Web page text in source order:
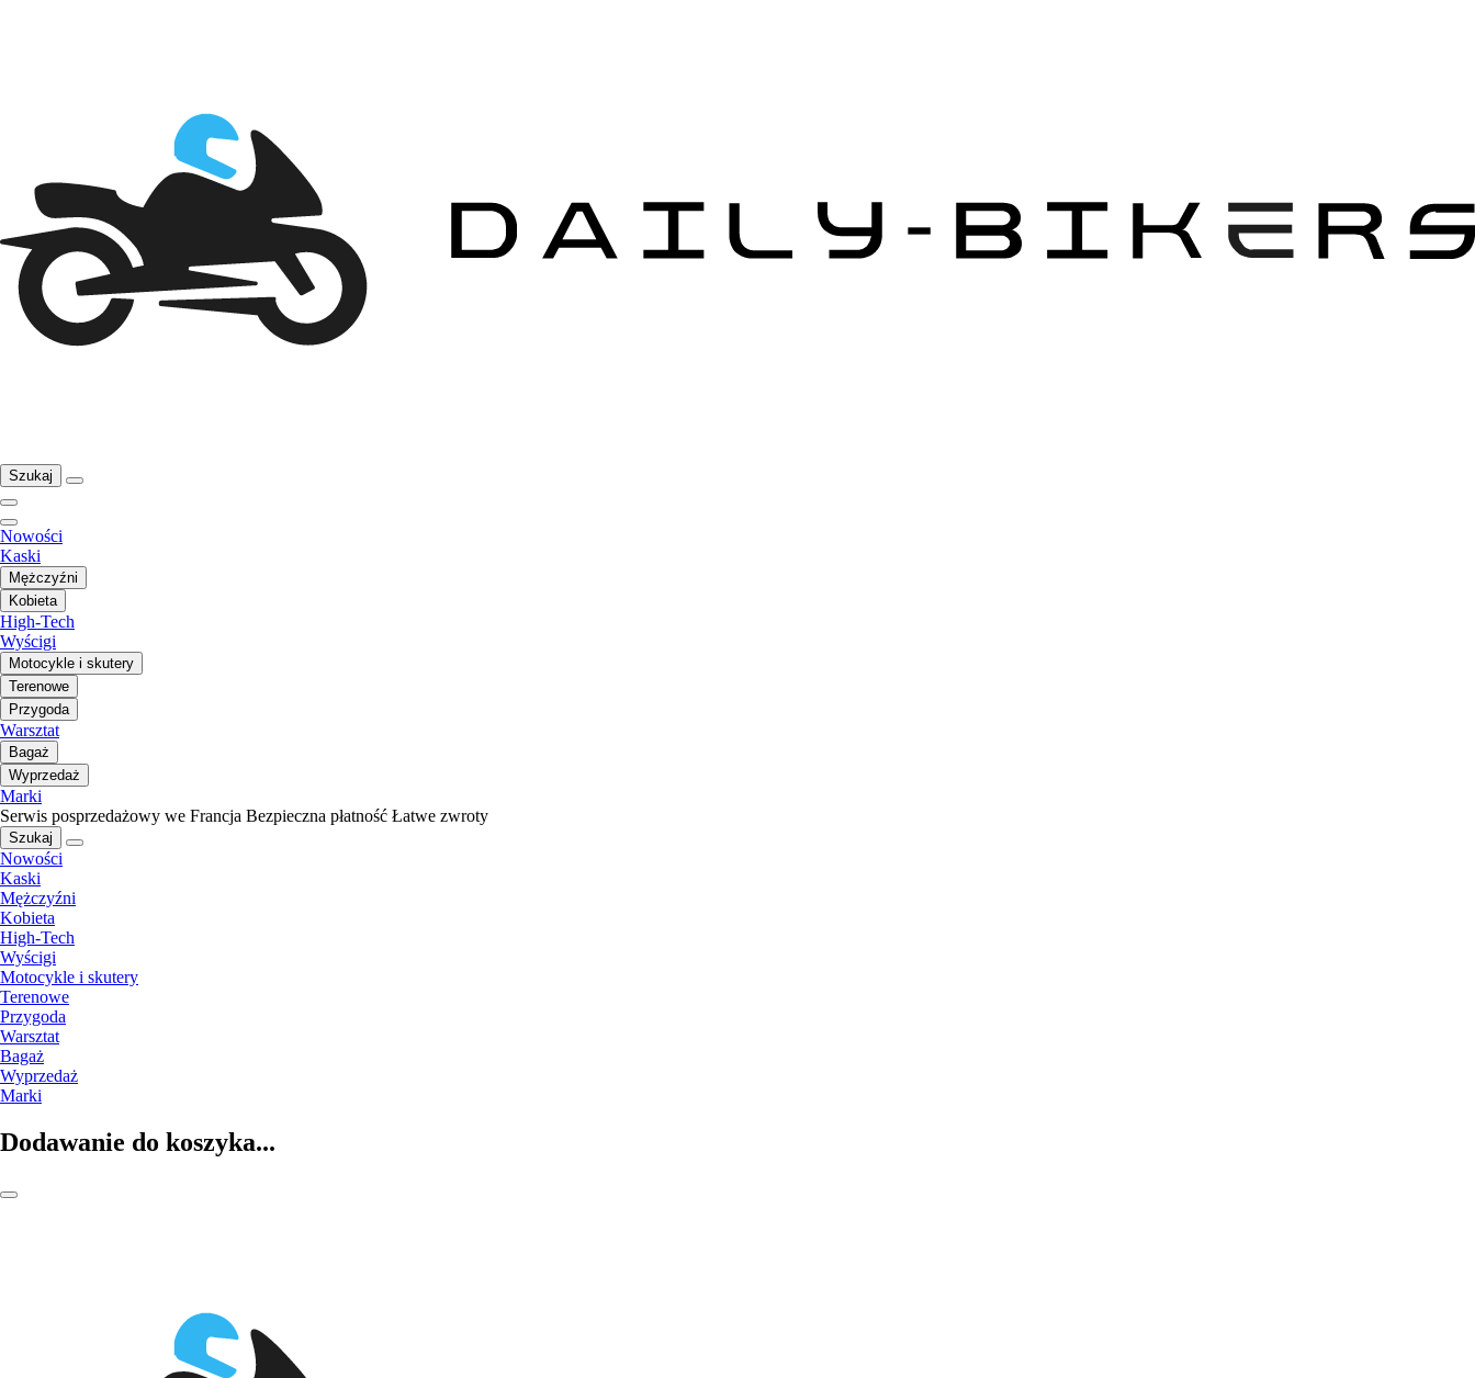
Szukaj
Nowości
Kaski
Mężczyźni
Kobieta
High-Tech
Wyścigi
Motocykle i skutery
Terenowe
Przygoda
Warsztat
Bagaż
Wyprzedaż
Marki
Serwis posprzedażowy we Francja Bezpieczna płatność Łatwe zwroty
Szukaj
Nowości
Kaski
Mężczyźni
Kobieta
High-Tech
Wyścigi
Motocykle i skutery
Terenowe
Przygoda
Warsztat
Bagaż
Wyprzedaż
Marki
Dodawanie do koszyka...